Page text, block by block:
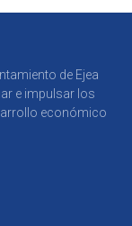
de Ejea
e impulsar los
económico